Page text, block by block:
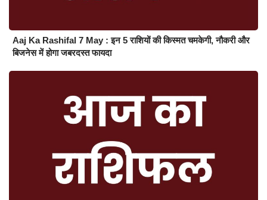
Aaj Ka Rashifal 7 May : इन 5 राशियों की किस्मत चमकेगी, नौकरी और
बिजनेस में होगा जबरदस्त फायदा